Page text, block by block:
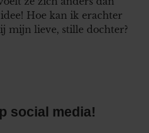
Hoe kan ik erachter
mijn lieve, stille dochter?
social media!